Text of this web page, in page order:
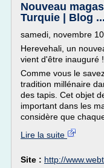
Nouveau
Turquie | Blog ...
samedi, novembre
Herevehali, un
vient d'être inauguré !
Comme vous le
tradition millénaire
des tapis. Cet objet
important dans les
considère que
Lire la suite
Site : http://